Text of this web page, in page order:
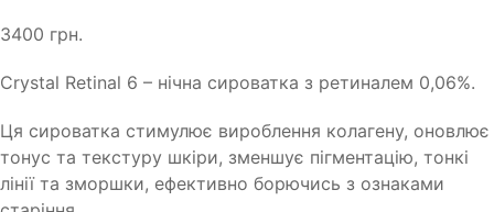
3400 грн.
Crystal Retinal 6 – нічна сироватка з ретиналем 0,06%.
Ця сироватка стимулює вироблення колагену, оновлює
тонус та текстуру шкіри, зменшує пігментацію, тонкі
лінії та зморшки, ефективно борючись з ознаками